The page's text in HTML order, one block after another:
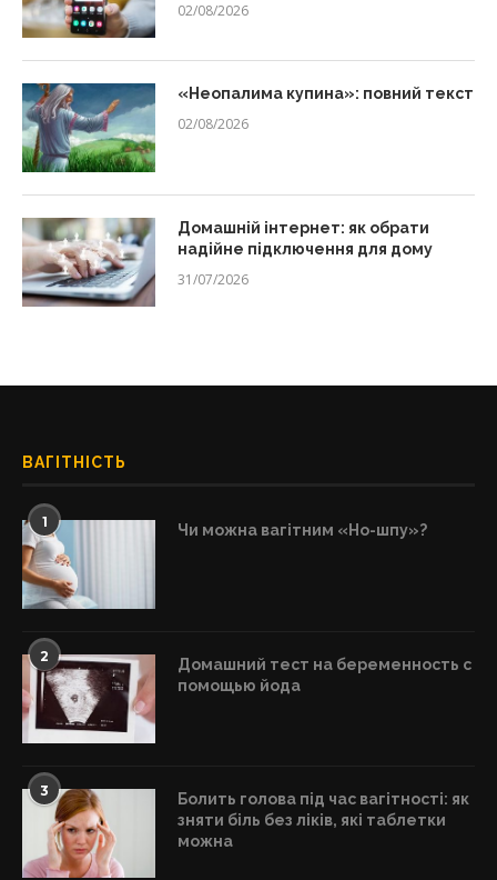
02/08/2026
«Неопалима купина»: повний текст
02/08/2026
Домашній інтернет: як обрати
надійне підключення для дому
31/07/2026
ВАГІТНІСТЬ
1 Чи можна вагітним «Но-шпу»?
2
Домашний тест на беременность с
помощью йода
3
Болить голова під час вагітності: як
зняти біль без ліків, які таблетки
можна